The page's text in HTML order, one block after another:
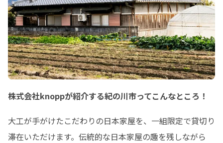
株式会社knoppが紹介する紀の川市ってこんなところ！
大工が手がけたこだわりの日本家屋を、一組限定で貸切り
滞在いただけます。伝統的な日本家屋の趣を残しながら